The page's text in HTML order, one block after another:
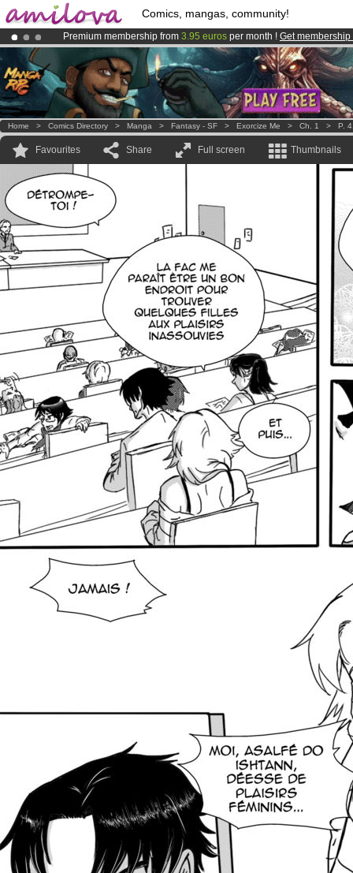
Comics, mangas, community!
Premium membership from 3.95 euros per month ! Get membership
AmilovaKickstarter is now LIVE!.
Already 100000membersand 1000 comics & mangas!.
Home > Comics Directory > Manga > Fantasy - SF > Exorcize Me > Ch. 1 > P.
Favourites Share Full screen Thumbnails